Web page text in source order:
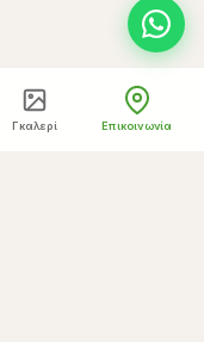
Γκαλερί Επικοινωνία